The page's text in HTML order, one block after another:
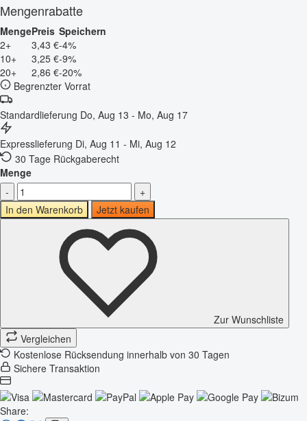
Mengenrabatte
MengePreis Speichern
2+
3,43 €-4%
10+
3,25 €-9%
20+
2,86 €-20%
Begrenzter Vorrat
Standardlieferung Do, Aug 13 - Mo, Aug 17
Expresslieferung Di, Aug 11 - Mi, Aug 12
30 Tage Rückgaberecht
Menge
-
+
In den Warenkorb
Jetzt kaufen
Zur Wunschliste
Vergleichen
Kostenlose Rücksendung innerhalb von 30 Tagen
Sichere Transaktion
Share: